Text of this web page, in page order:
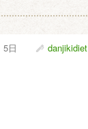
5日 danjikidiet